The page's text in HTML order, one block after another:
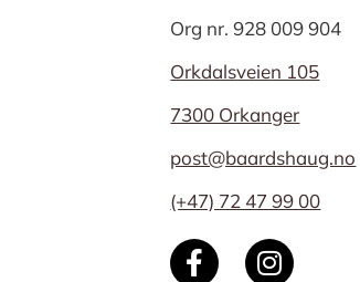
Org nr. 928 009 904
Orkdalsveien 105
7300 Orkanger
post@baardshaug.no
(+47) 72 47 99 00